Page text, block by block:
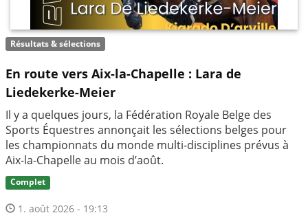
Résultats & sélections
En route vers Aix-la-Chapelle : Lara de
Liedekerke-Meier
Il y a quelques jours, la Fédération Royale Belge des
Sports Équestres annonçait les sélections belges pour
les championnats du monde multi-disciplines prévus à
Aix-la-Chapelle au mois d’août.
Complet
1. août 2026 - 19:13